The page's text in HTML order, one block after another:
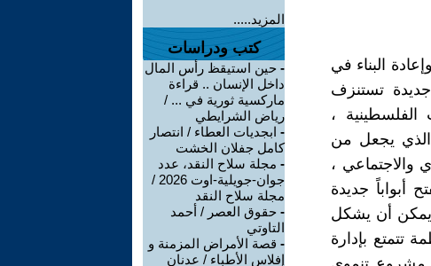
البناء في
تستنزف
الفلسطينية ،
الذي يجعل من
والاجتماعي ،
أبواباً جديدة
يمكن أن يشكل
تتمتع بإدارة
المزيد.....
كتب ودراسات
- حين استيقظ رأس المال
داخل الإنسان .. قراءة
ماركسية ثورية في ... /
رياض الشرايطي
- ابجديات العطاء / انتصار
كامل جفلان الخشت
- مجلة سلاح النقد، عدد
جوان-جويلية-اوت 2026 /
مجلة سلاح النقد
- حقوق العصر / أحمد
التاوتي
- قصة الأمراض المزمنة و
إفلاس الأطباء / عدنان